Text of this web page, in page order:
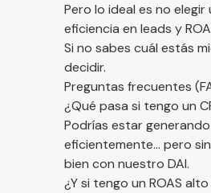
Pero lo ideal es no
eficiencia en leads y
Si no sabes cuál estás
decidir.
Preguntas frecuentes
¿Qué pasa si tengo un
Podrías estar
eficientemente... pero
bien con nuestro DAI.
¿Y si tengo un ROAS